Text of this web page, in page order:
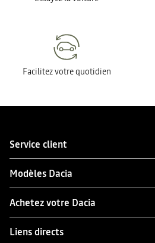
Facilitez votre quotidien
Service client
Modèles Dacia
Achetez votre Dacia
Liens directs